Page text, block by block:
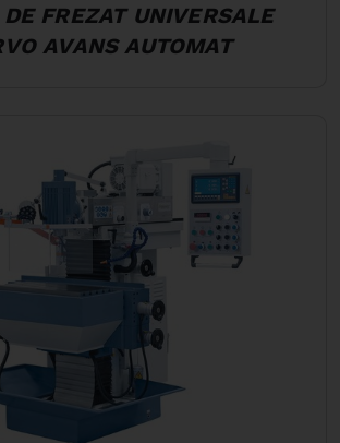
FREZAT UNIVERSALE
AVANS AUTOMAT